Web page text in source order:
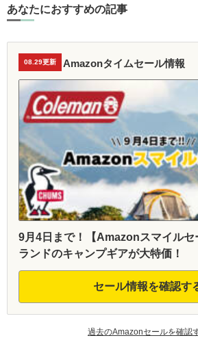
あなたにおすすめの記事
08.29更新 Amazonタイムセール情報
9月4日まで！【Amazonスマイルセ
ランドのキャンプギアが大特価！
セール情報を確認す
過去のAmazonセールを確認